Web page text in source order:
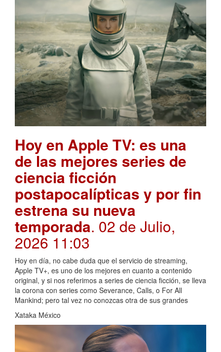
Hoy en Apple TV: es una
de las mejores series de
ciencia ficción
postapocalípticas y por fin
estrena su nueva
temporada. 02 de Julio,
2026 11:03
Hoy en día, no cabe duda que el servicio de streaming,
Apple TV+, es uno de los mejores en cuanto a contenido
original, y si nos referimos a series de ciencia ficción, se lleva
la corona con series como Severance, Calls, o For All
Mankind; pero tal vez no conozcas otra de sus grandes
Xataka México